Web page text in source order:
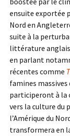
ensuite exportée
Nord en
suite à la
littérature
en parlant
récentes comme
famines
participeront à la
vers la culture du
l’Amérique du
transformera en